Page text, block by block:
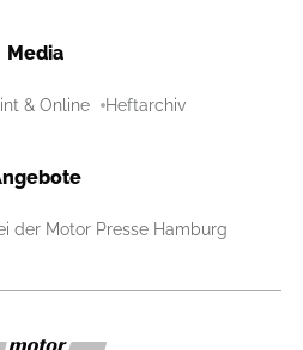
Media
& Online Heftarchiv
der Motor Presse Hamburg